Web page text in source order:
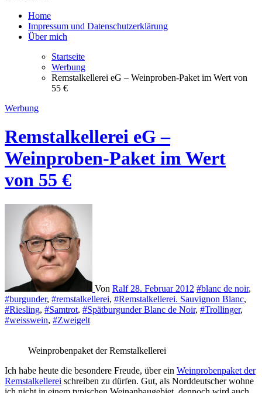
Home
Impressum und Datenschutzerklärung
Über mich
Startseite
Werbung
Remstalkellerei eG – Weinproben-Paket im Wert von
55 €
Werbung
Remstalkellerei eG –
Weinproben-Paket im Wert
von 55 €
Von Ralf 28. Februar 2012 #blanc de noir,
#burgunder, #remstalkellerei, #Remstalkellerei. Sauvignon Blanc,
#Riesling, #Samtrot, #Spätburgunder Blanc de Noir, #Trollinger,
#weisswein, #Zweigelt
Weinprobenpaket der Remstalkellerei
Ich habe heute die besondere Freude, über ein Weinprobenpaket der
Remstalkellerei schreiben zu dürfen. Gut, als Norddeutscher wohne